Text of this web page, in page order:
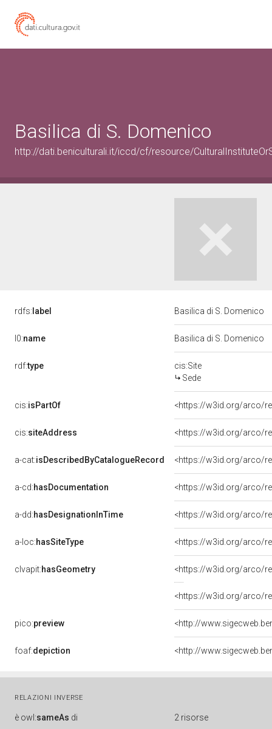
Basilica di S. Domenico
http://dati.beniculturali.it/iccd/cf/resource/
rdfs: label Basilica di S. Domenico
l0:name Basilica di S. Domenico
rdf:type
cis:Site
Sede
cis:isPartOf <https://w3id.org/arco/
cis:siteAddress <https://w3id.org/arco/
a-cat:isDescribedByCatalogueRecord <https://w3id.org/arco/
a-cd:hasDocumentation
a-dd:hasDesignationInTime <https://w3id.org/arco/
a-loc:hasSiteType <https://w3id.org/arco/
clvapit:hasGeometry <https://w3id.org/arco/
<https://w3id.org/arco/
pico:preview
foaf:depiction
RELAZIONI INVERSE
è owl:sameAs di 2 risorse